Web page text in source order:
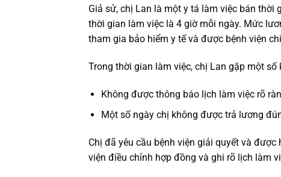
Giả sử, chị Lan là một y tá làm việc bán
thời gian làm việc là 4 giờ mỗi ngày. Mức
tham gia bảo hiểm y tế và được bệnh viện
Trong thời gian làm việc, chị Lan gặp một số
Không được thông báo lịch làm việc rõ
Một số ngày chị không được trả lương
Chị đã yêu cầu bệnh viện giải quyết và
viện điều chỉnh hợp đồng và ghi rõ lịch làm